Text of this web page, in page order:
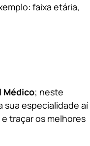
faixa etária,
Médico; neste
sua especialidade aí
traçar os melhores